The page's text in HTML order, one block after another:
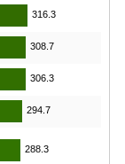
316.3
308.7
306.3
294.7
288.3